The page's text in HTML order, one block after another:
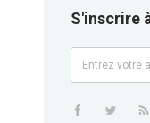
S'inscrire